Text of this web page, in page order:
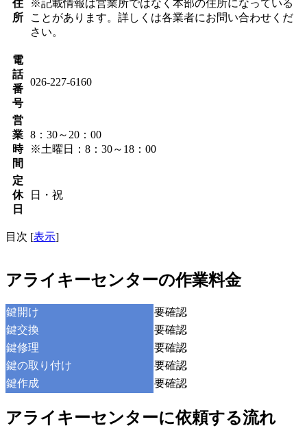
住
所
※記載情報は営業所ではなく本部の住所になっている
ことがあります。詳しくは各業者にお問い合わせくだ
さい。
電
話
番
号
026-227-6160
営
業
時
間
8：30～20：00
※土曜日：8：30～18：00
定
休
日
日・祝
目次 [表示]
アライキーセンターの作業料金
鍵開け
要確認
鍵交換
要確認
鍵修理
要確認
鍵の取り付け
要確認
鍵作成
要確認
アライキーセンターに依頼する流れ